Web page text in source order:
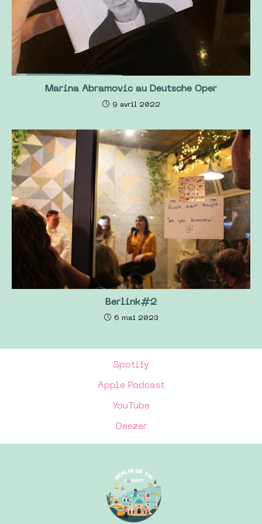
Marina Abramovic au Deutsche Oper
9 avril 2022
Berlink#2
6 mai 2023
Spotify
Apple Podcast
YouTube
Deezer